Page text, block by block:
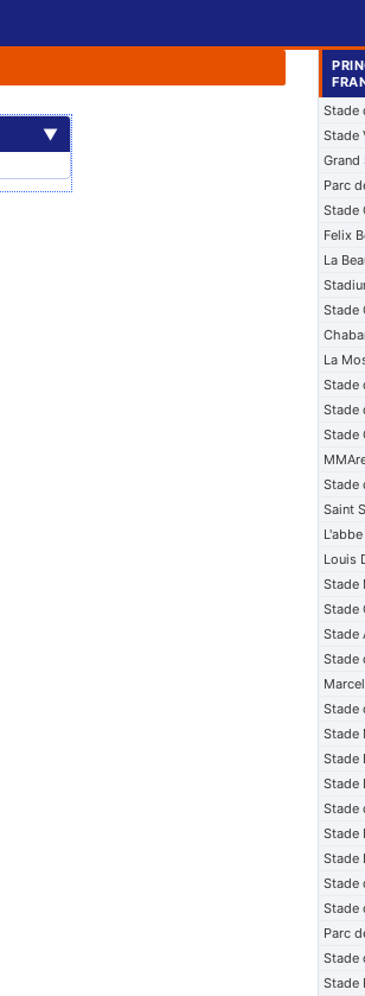
▼
Stade
Stade
Grand
Parc
Stade
Felix
La
Stade
La
Stade
Stade
Stade
Stade
Saint
Louis
Stade
Stade
Stade
Stade
Stade
Stade
Stade
Stade
Stade
Stade
Stade
Stade
Stade
Parc
Stade
Stade